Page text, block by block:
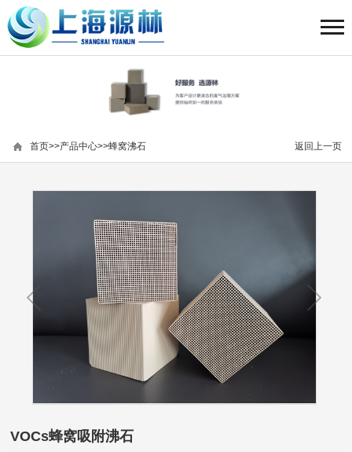
返回上一页
首页>>产品中心>>蜂窝沸石
VOCs蜂窝吸附沸石